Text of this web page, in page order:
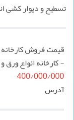
تسطیح و دیوار کشی
قیمت فروش
- کارخانه انواع
400/000/000
آدرس